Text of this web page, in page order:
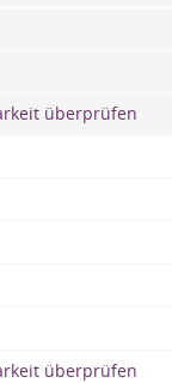
überprüfen
überprüfen